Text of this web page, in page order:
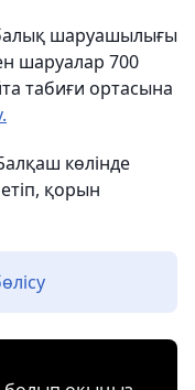
шаруашылығы
шаруалар 700
табиғи ортасына
көлінде
қорын